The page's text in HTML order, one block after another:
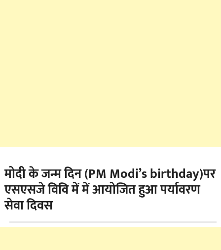
मोदी के जन्म दिन (PM Modi’s birthday)पर
एसएसजे विवि में में आयोजित हुआ पर्यावरण
सेवा दिवस